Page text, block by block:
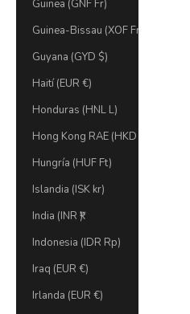
Guinea (GNF Fr)
Guinea-Bissau (XOF Fr)
Guyana (GYD $)
Haití (EUR €)
Honduras (HNL L)
Hong Kong RAE (HKD $)
Hungría (HUF Ft)
Islandia (ISK kr)
India (INR ₹)
Indonesia (IDR Rp)
Iraq (EUR €)
Irlanda (EUR €)